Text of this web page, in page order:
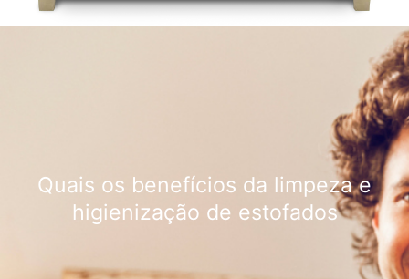
Quais os benefícios da limpeza e
higienização de estofados